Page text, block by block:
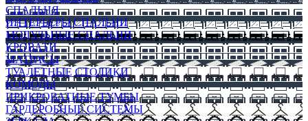
СПАЛЬНЯ
ИНТЕРЬЕРЫ СПАЛЬНИ
МОДУЛЬНЫЕ СПАЛЬНИ
КРОВАТИ
МАТРАСЫ
ТУАЛЕТНЫЕ СТОЛИКИ
КОМОДЫ
ПРИКРОВАТНЫЕ ТУМБЫ
ГАРДЕРОБНЫЕ СИСТЕМЫ